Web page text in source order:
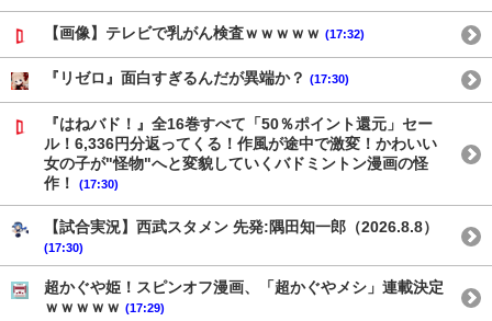
【画像】テレビで乳がん検査ｗｗｗｗｗ (17:32)
『リゼロ』面白すぎるんだが異端か？ (17:30)
『はねバド！』全16巻すべて「50％ポイント還元」セー
ル！6,336円分返ってくる！作風が途中で激変！かわいい
女の子が"怪物"へと変貌していくバドミントン漫画の怪
作！
(17:30)
【試合実況】西武スタメン 先発:隅田知一郎（2026.8.8）
(17:30)
超かぐや姫！スピンオフ漫画、「超かぐやメシ」連載決定
ｗｗｗｗｗ (17:29)